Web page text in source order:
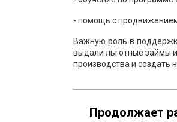
- помощь с
Важную роль в
выдали льготные займы
производства и создать
Продолжает